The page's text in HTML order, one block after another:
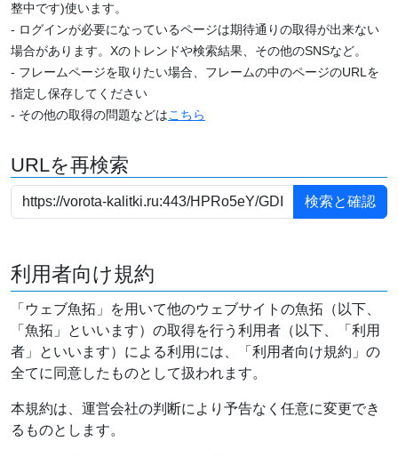
整中です)使います。
- ログインが必要になっているページは期待通りの取得が出来ない
場合があります。Xのトレンドや検索結果、その他のSNSなど。
- フレームページを取りたい場合、フレームの中のページのURLを
指定し保存してください
- その他の取得の問題などはこちら
URLを再検索
利用者向け規約
「ウェブ魚拓」を用いて他のウェブサイトの魚拓（以下、
「魚拓」といいます）の取得を行う利用者（以下、「利用
者」といいます）による利用には、「利用者向け規約」の
全てに同意したものとして扱われます。
本規約は、運営会社の判断により予告なく任意に変更でき
るものとします。